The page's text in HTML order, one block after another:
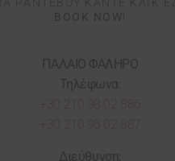
BOOK NOW
ΠΑΛΑΙΟ ΦΑΛΗΡΟ
Τηλέφωνα:
Διεύθυνση: